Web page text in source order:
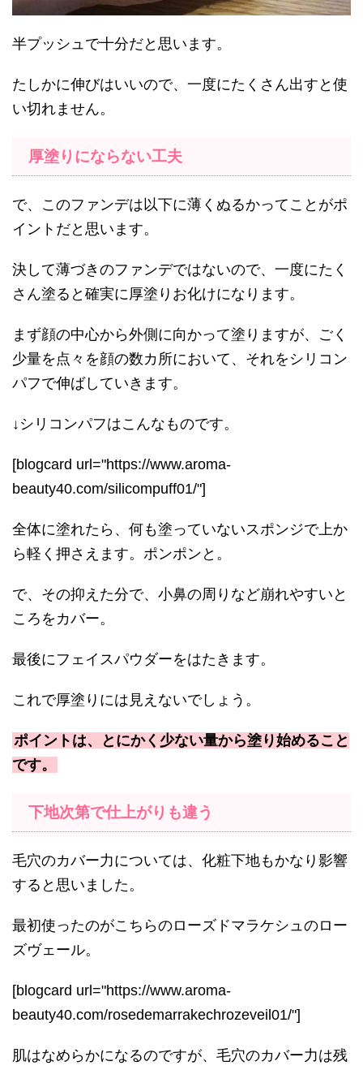
半プッシュで十分だと思います。
たしかに伸びはいいので、一度にたくさん出すと使
い切れません。
厚塗りにならない工夫
で、このファンデは以下に薄くぬるかってことがポ
イントだと思います。
決して薄づきのファンデではないので、一度にたく
さん塗ると確実に厚塗りお化けになります。
まず顔の中心から外側に向かって塗りますが、ごく
少量を点々を顔の数カ所において、それをシリコン
パフで伸ばしていきます。
↓シリコンパフはこんなものです。
[blogcard url="https://www.aroma-
beauty40.com/silicompuff01/"]
全体に塗れたら、何も塗っていないスポンジで上か
ら軽く押さえます。ポンポンと。
で、その抑えた分で、小鼻の周りなど崩れやすいと
ころをカバー。
最後にフェイスパウダーをはたきます。
これで厚塗りには見えないでしょう。
ポイントは、とにかく少ない量から塗り始めること
です。
下地次第で仕上がりも違う
毛穴のカバー力については、化粧下地もかなり影響
すると思いました。
最初使ったのがこちらのローズドマラケシュのロー
ズヴェール。
[blogcard url="https://www.aroma-
beauty40.com/rosedemarrakechrozeveil01/"]
肌はなめらかになるのですが、毛穴のカバー力は残